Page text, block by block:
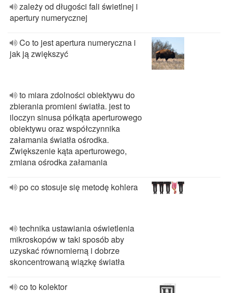
zależy od długości fali świetlnej i
apertury numerycznej
Co to jest apertura numeryczna i
jak ją zwiększyć
to miara zdolności obiektywu do
zbierania promieni światła. jest to
iloczyn sinusa półkąta aperturowego
obiektywu oraz współczynnika
załamania światła ośrodka.
Zwiększenie kąta aperturowego,
zmiana ośrodka załamania
po co stosuje się metodę kohlera
technika ustawiania oświetlenia
mikroskopów w taki sposób aby
uzyskać równomierną i dobrze
skoncentrowaną wiązkę światła
co to kolektor